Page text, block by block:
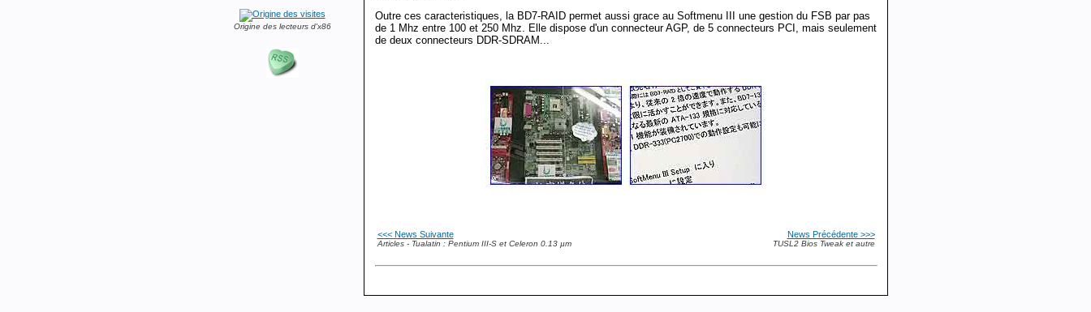
Origine des lecteurs d'x86
Outre ces caracteristiques, la BD7-RAID permet aussi grace au Softmenu III une gestion du FSB par pas
de 1 Mhz entre 100 et 250 Mhz. Elle dispose d'un connecteur AGP, de 5 connecteurs PCI, mais seulement
de deux connecteurs DDR-SDRAM...
<<< News Suivante
Articles - Tualatin : Pentium III-S et Celeron 0.13 µm
News Précédente >>>
TUSL2 Bios Tweak et autre